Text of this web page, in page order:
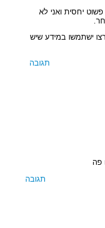
ב 2 הוא פשוט יחסית ואני לא
ישתמשו במידע שיש
תגובה
תגובה